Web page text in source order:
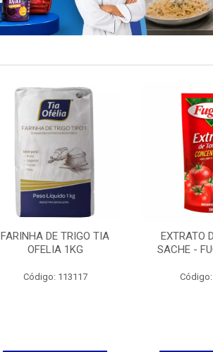
FARINHA DE TRIGO TIA
OFELIA 1KG
Código: 113117
EXTRATO
SACHE -